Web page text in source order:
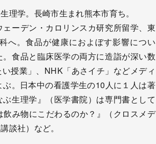
理学。長崎市生まれ熊本市育ち。
ーデン・カロリンスカ研究所留学、東
へ。食品が健康におよぼす影響につい
食品と臨床医学の両方に造詣が深い数
授業」、NHK「あさイチ」などメディ
。日本中の看護学生の10人に１人は著
生理学』（医学書院）は専門書として
み物にこだわるのか？』（クロスメデ
談社）など。